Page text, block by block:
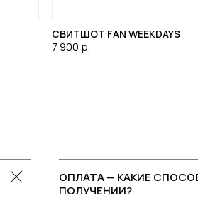
СВИТШОТ FAN WEEKDAYS
7 900 р.
ОПЛАТА — КАКИЕ
ПОЛУЧЕНИИ?